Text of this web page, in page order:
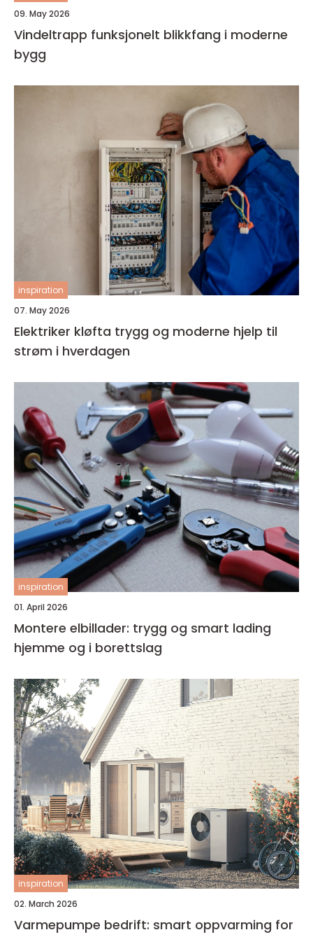
09. May 2026
Vindeltrapp funksjonelt blikkfang i moderne
bygg
inspiration
07. May 2026
Elektriker kløfta trygg og moderne hjelp til
strøm i hverdagen
inspiration
01. April 2026
Montere elbillader: trygg og smart lading
hjemme og i borettslag
inspiration
02. March 2026
Varmepumpe bedrift: smart oppvarming for